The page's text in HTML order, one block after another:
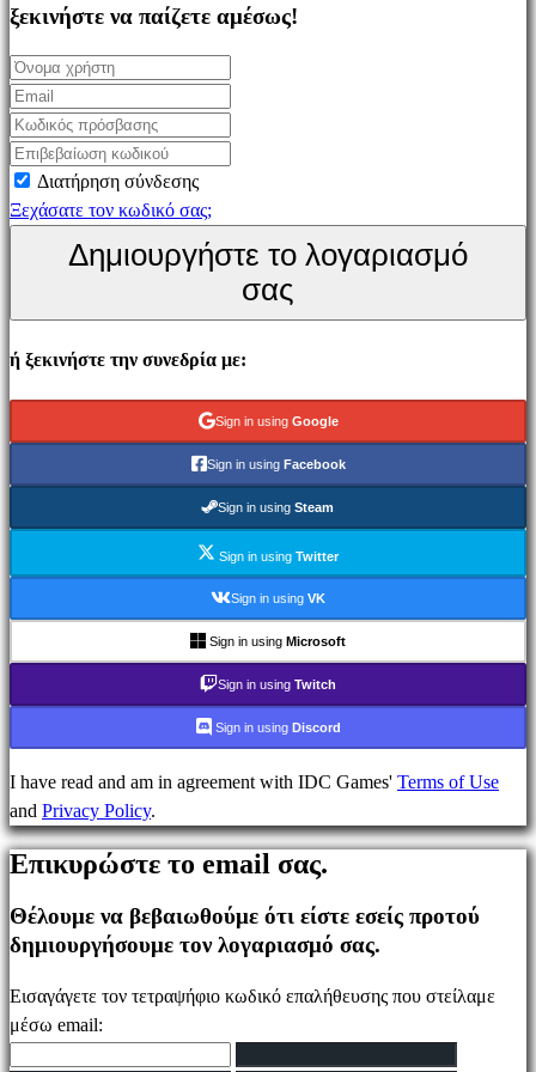
Simulation
Puzzle
Fighting
games
Παρουσιάσεις
Κοινότητα
Εκδηλώσεις
εντός
Μέσα
IDC
Gifts
Λογαριασμός
Εγγραφείτε
Σύνδεση
τον
κωδικό
σας;
ξεκινήστε να παίζετε αμέσως!
Διατήρηση σύνδεσης
Ξεχάσατε τον κωδικό σας;
Δημιουργήστε το λογαριασμό
σας
ή ξεκινήστε την συνεδρία με:
Sign in using Google
Sign in using Facebook
Sign in using Steam
Sign in using Twitter
Sign in using VK
Sign in using Microsoft
Sign in using Twitch
Sign in using Discord
I have read and am in agreement with IDC Games' Terms of Use
and Privacy Policy.
Επικυρώστε το email σας.
Θέλουμε να βεβαιωθούμε ότι είστε εσείς προτού
δημιουργήσουμε τον λογαριασμό σας.
Εισαγάγετε τον τετραψήφιο κωδικό επαλήθευσης που στείλαμε
μέσω email: